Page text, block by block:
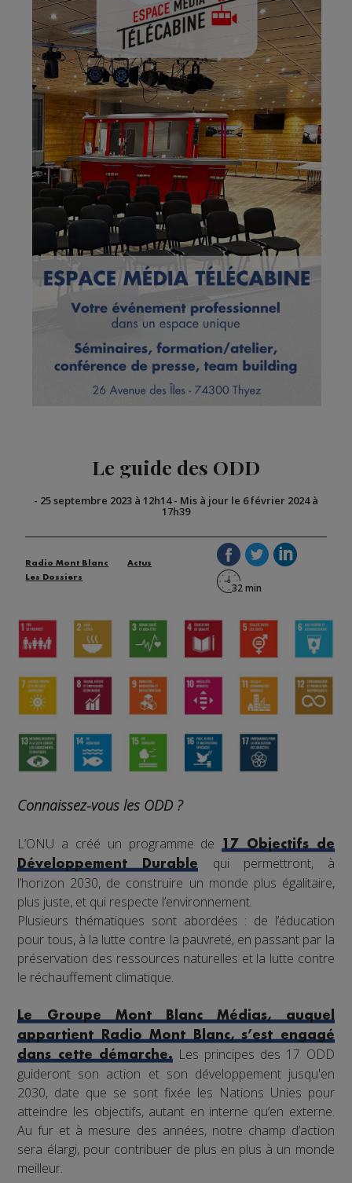
Le guide des ODD
- 25 septembre 2023 à 12h14- Mis à jour le 6 février 2024 à
17h39
Radio Mont Blanc
Actus
Les Dossiers
Connaissez-vous les ODD ?
L’ONU a créé un programme de17 Objectifs de
Développement Durable
qui permettront, à
l’horizon 2030, de construire un monde plus égalitaire,
plus juste, et qui respecte l’environnement.
Plusieurs thématiques sont abordées : de l’éducation
pour tous, à la lutte contre la pauvreté, en passant par la
préservation des ressources naturelles et la lutte contre
le réchauffement climatique.
Le Groupe Mont Blanc Médias, auquel
appartient Radio Mont Blanc, s’est engagé
dans cette démarche.Les principes des 17 ODD
guideront son action et son développement jusqu'en
2030, date que se sont fixée les Nations Unies pour
atteindre les objectifs, autant en interne qu’en externe.
Au fur et à mesure des années, notre champ d’action
sera élargi, pour contribuer de plus en plus à un monde
meilleur.